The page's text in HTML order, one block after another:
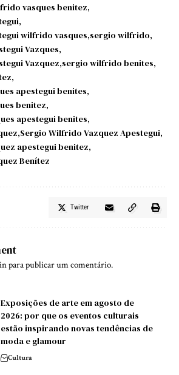
vasques benitez
wilfrido vasques sergio wilfrido
Vazques
Vazquez sergio wilfrido benites
apestegui benites
benitez
apestegui benites
Sergio Wilfrido Vazquez Apestegui
apestegui benitez
Benítez
Twitter
para publicar um comentário.
Exposições de arte em agosto de
2026: por que os eventos culturais
estão inspirando novas tendências de
moda e glamour
Cultura